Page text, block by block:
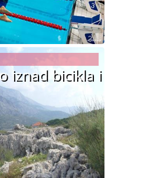
iznad bicikla i